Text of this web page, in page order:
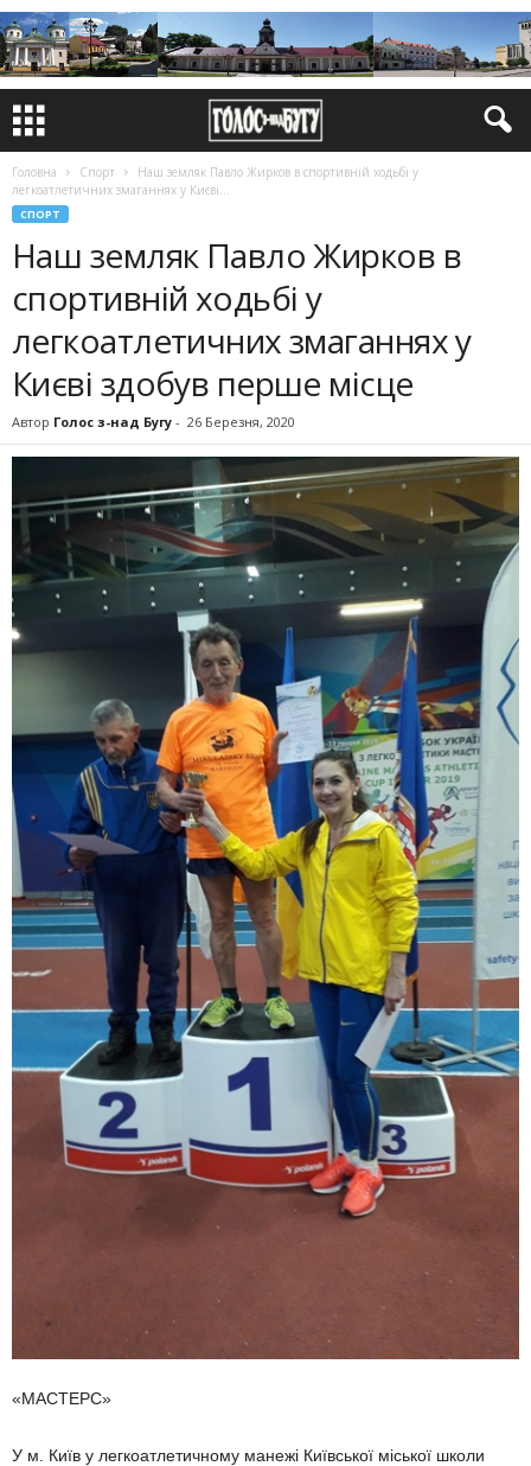
Головна Спорт
Наш земляк Павло Жирков в спортивній ходьбі у
легкоатлетичних змаганнях у Києві...
СПОРТ
Наш земляк Павло Жирков в
спортивній ходьбі у
легкоатлетичних змаганнях у
Києві здобув перше місце
Автор Голос з-над Бугу - 26 Березня, 2020
«МАСТЕРС»
У м. Київ у легкоатлетичному манежі Київ­ської міської школи